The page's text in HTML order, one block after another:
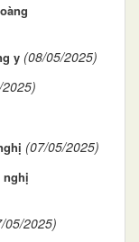
y (08/05/2025)
(07/05/2025)
nghị
05/2025)